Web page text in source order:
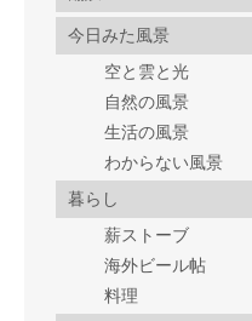
今日みた風景
空と雲と光
自然の風景
生活の風景
わからない風景
暮らし
薪ストーブ
海外ビール帖
料理